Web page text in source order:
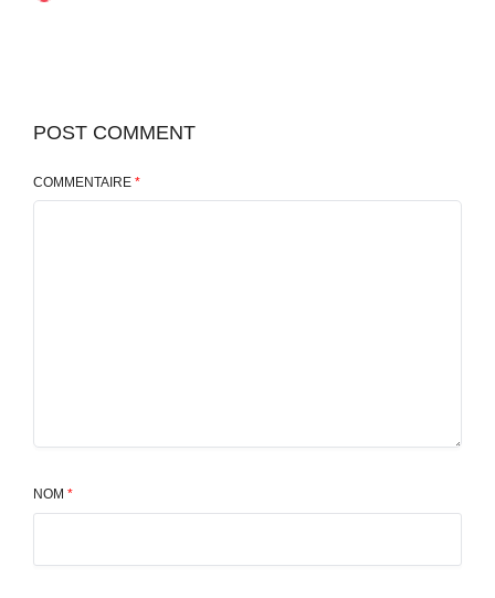
POST COMMENT
COMMENTAIRE *
NOM *